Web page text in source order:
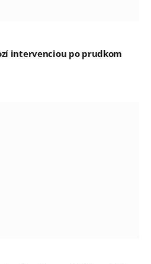
intervenciou po prudkom